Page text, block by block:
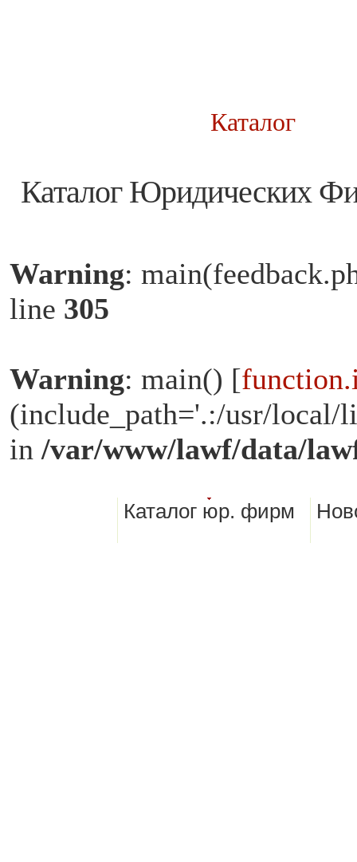
Каталог
Каталог Юридических
Warning:
line 305
Warning: main() [
(include_path='.:/usr/
in /var/www/lawf/data/
Каталог юр. фирм